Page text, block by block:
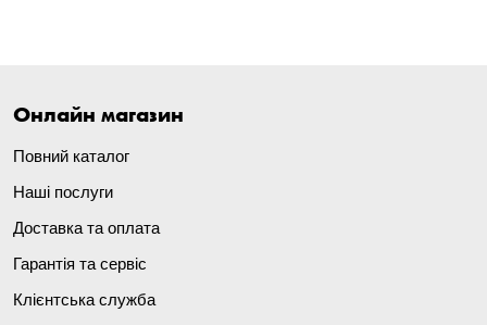
Онлайн магазин
Повний каталог
Наші послуги
Доставка та оплата
Гарантія та сервіс
Клієнтська служба